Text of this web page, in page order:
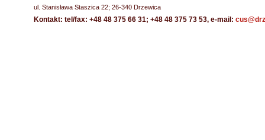
ul. Stanisława Staszica 22; 26-340 Drzewica
Kontakt: tel/fax: +48 48 375 66 31; +48 48 375 73 53, e-mail: